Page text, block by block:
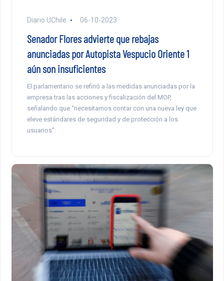
Diario UChile 06-10-2023
Senador Flores advierte que rebajas
anunciadas por Autopista Vespucio Oriente 1
aún son insuficientes
El parlamentario se refirió a las medidas anunciadas por la
empresa tras las acciones y fiscalización del MOP,
señalando que “necesitamos contar con una nueva ley que
eleve estándares de seguridad y de protección a los
usuarios”.